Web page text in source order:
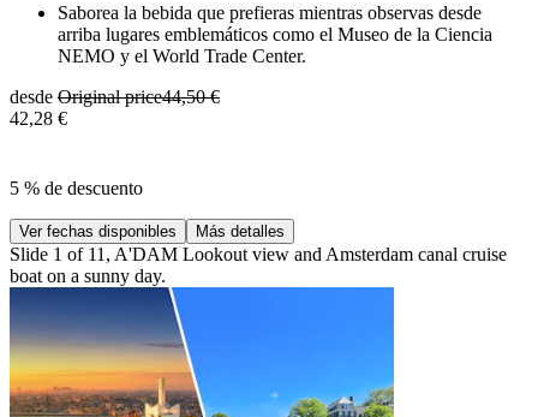
Saborea la bebida que prefieras mientras observas desde
arriba lugares emblemáticos como el Museo de la Ciencia
NEMO y el World Trade Center.
desde Original price44,50 €
42,28 €
5 % de descuento
Ver fechas disponibles Más detalles
Slide 1 of 11, A'DAM Lookout view and Amsterdam canal cruise
boat on a sunny day.